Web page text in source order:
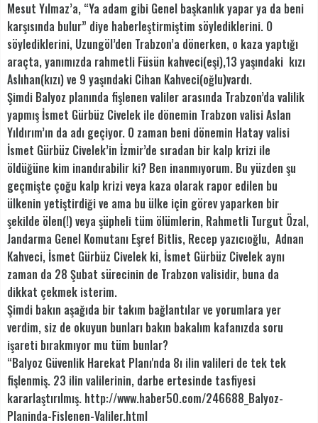
Mesut Yılmaz’a, “Ya adam gibi Genel başkanlık yapar ya da beni
karşısında bulur” diye haberleştirmiştim söylediklerini. O
söylediklerini, Uzungöl’den Trabzon’a dönerken, o kaza yaptığı
araçta, yanımızda rahmetli Füsün kahveci(eşi),13 yaşındaki kızı
Aslıhan(kızı) ve 9 yaşındaki Cihan Kahveci(oğlu)vardı.
Şimdi Balyoz planında fişlenen valiler arasında Trabzon’da valilik
yapmış İsmet Gürbüz Civelek ile dönemin Trabzon valisi Aslan
Yıldırım’ın da adı geçiyor. O zaman beni dönemin Hatay valisi
İsmet Gürbüz Civelek’in İzmir’de sıradan bir kalp krizi ile
öldüğüne kim inandırabilir ki? Ben inanmıyorum. Bu yüzden şu
geçmişte çoğu kalp krizi veya kaza olarak rapor edilen bu
ülkenin yetiştirdiği ve ama bu ülke için görev yaparken bir
şekilde ölen(!) veya şüpheli tüm ölümlerin, Rahmetli Turgut Özal,
Jandarma Genel Komutanı Eşref Bitlis, Recep yazıcıoğlu, Adnan
Kahveci, İsmet Gürbüz Civelek ki, İsmet Gürbüz Civelek aynı
zaman da 28 Şubat sürecinin de Trabzon valisidir, buna da
dikkat çekmek isterim.
Şimdi bakın aşağıda bir takım bağlantılar ve yorumlara yer
verdim, siz de okuyun bunları bakın bakalım kafanızda soru
işareti bırakmıyor mu tüm bunlar?
“Balyoz Güvenlik Harekat Planı'nda 8ı ilin valileri de tek tek
fişlenmiş. 23 ilin valilerinin, darbe ertesinde tasfiyesi
kararlaştırılmış. http://www.haber50.com/246688_Balyoz-
Planinda-Fislenen-Valiler.html